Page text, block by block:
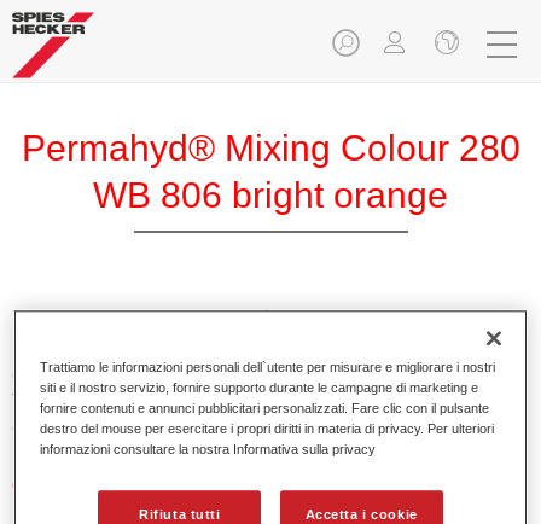
Permahyd® Mixing Colour 280
WB 806 bright orange
PermahydMixing Colour 280 è adatto per un uso con
Permahyd Pearl Base Coat 285, un sistema di base opaca
all’acqua di alta qualità. È basata su una speciale
tecnologia di dispersione poliuretanica per vernici pastello e
ad effetto.
Caratteristiche del prodotto
Applicazione semplice e veloce in 1,5 mani.
Trattiamo le informazioni personali dell`utente per misurare e migliorare i nostri
siti e il nostro servizio, fornire supporto durante le campagne di marketing e
fornire contenuti e annunci pubblicitari personalizzati. Fare clic con il pulsante
destro del mouse per esercitare i propri diritti in materia di privacy. Per ulteriori
informazioni consultare la nostra Informativa sulla privacy
Rifiuta tutti Accetta i cookie